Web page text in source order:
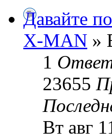
Давайте
X-MAN »
1
23655
Вт авг